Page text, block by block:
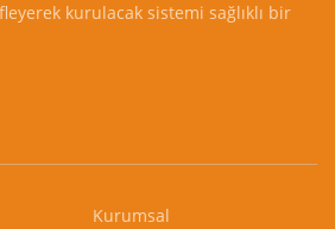
kurulacak sistemi sağlıklı bir
Kurumsal